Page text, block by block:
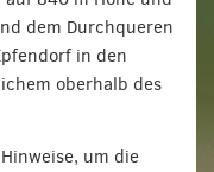
dem Durchqueren
in den
oberhalb des
um die